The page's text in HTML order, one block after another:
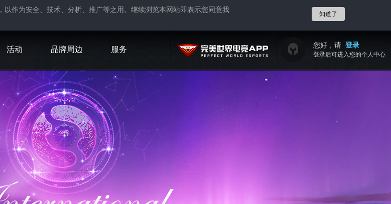
，以作为安全、技术、分析、推广等之用。继续浏览本网站即表示您同意我
知道了
活动 品牌周边 服务 您好，请 登录
登录后可进入您的个人中心